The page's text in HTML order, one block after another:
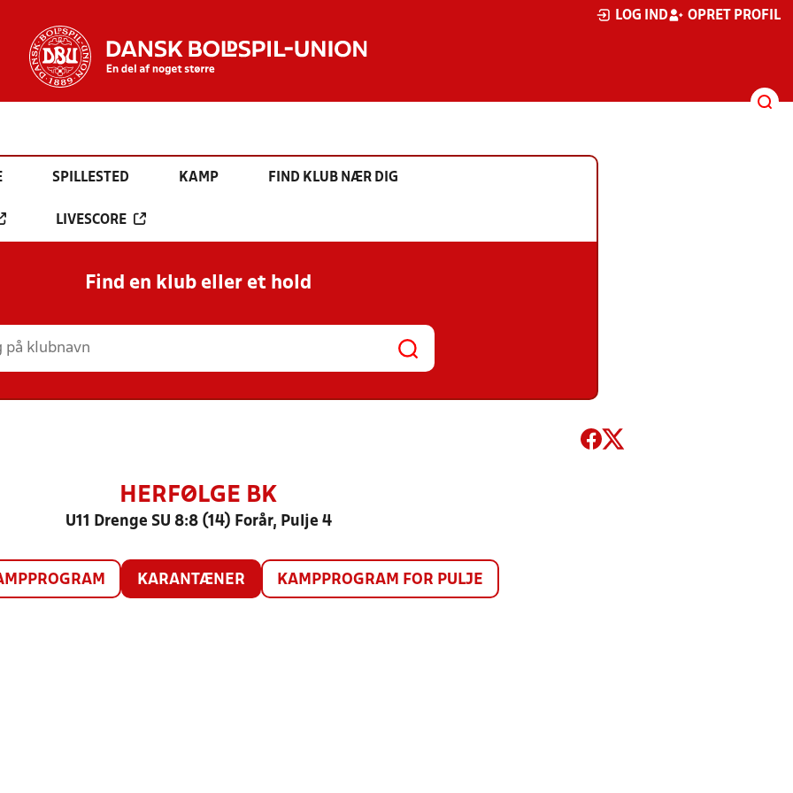
LOG IND OPRET PROFIL
SPILLESTED KAMP FIND KLUB NÆR DIG
LIVESCORE
Find en klub eller et hold
HERFØLGE BK
U11 Drenge SU 8:8 (14) Forår, Pulje 4
KARANTÆNER KAMPPROGRAM FOR PULJE